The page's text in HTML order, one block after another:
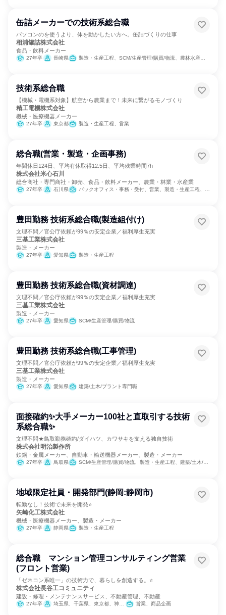
缶詰メーカーでの技術系総合職
パソコンのを使うより、体を動かしたい方へ。缶詰づくりの仕事
相浦罐詰株式会社
食品・飲料メーカー
27年卒 長崎県 製造・生産工程、SCM/生産管理/購買/物流、農林水産鉱業職種
技術系総合職
【機械・電機系対象】航空から農業まで！未来に繋がるモノづくり
精工電機株式会社
機械・医療機器メーカー
27年卒 東京都 製造・生産工程、営業
総合職(営業・製造・企画事務)
年間休日124日、平均有休取得12.5日、平均残業時間7h
株式会社米心石川
総合商社・専門商社・卸売、食品・飲料メーカー、農業・林業・水産業
27年卒 石川県 バックオフィス・事務・受付、営業、製造・生産工程、商品企画
豊田勤務 技術系総合職(製造組付け)
文理不問／官公庁依頼が99％の安定企業／福利厚生充実
三基工業株式会社
製造・メーカー
27年卒 愛知県 製造・生産工程
豊田勤務 技術系総合職(資材調達)
文理不問／官公庁依頼が99％の安定企業／福利厚生充実
三基工業株式会社
製造・メーカー
27年卒 愛知県 SCM/生産管理/購買/物流
豊田勤務 技術系総合職(工事管理)
文理不問／官公庁依頼が99％の安定企業／福利厚生充実
三基工業株式会社
製造・メーカー
27年卒 愛知県 建築/土木/プラント専門職
面接確約✨大手メーカー100社と直取引する技術
系総合職✨
文理不問★鳥取勤務確約/ダイハツ、カワサキを支える独自技術
株式会社明治製作所
鉄鋼・金属メーカー、自動車・輸送機器メーカー、製造・メーカー
27年卒 鳥取県 SCM/生産管理/購買/物流、製造・生産工程、建築/土木/プラント専門職
地域限定社員・開発部門(静岡:静岡市)
転勤なし！技術で未来を開発⭐
矢崎化工株式会社
機械・医療機器メーカー、製造・メーカー
27年卒 静岡県 製造・生産工程
総合職 マンション管理コンサルティング営業
(フロント営業)
「ゼネコン系唯一」の技術力で、暮らしを創造する。⭐
株式会社長谷工コミュニティ
建設・修理・メンテナンスサービス、不動産管理、不動産
27年卒 埼玉県、千葉県、東京都、神奈川県、京都府、大阪府、兵庫県 営業、商品企画